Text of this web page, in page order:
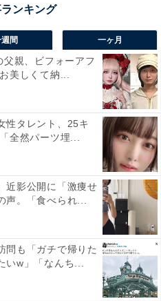
間 一ヶ月
親、ビフォーアフ
美しくて納...
性タレント、25キ
全然パーツ埋...
近影公開に「激痩せ
声。「食べられ...
問も「ガチで帰りた
いw」「なんち...